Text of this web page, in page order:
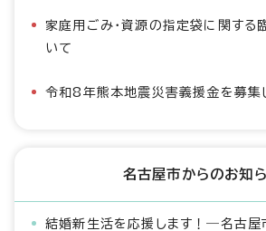
家庭用ごみ・資源の指定袋に関する
いて
令和8年熊本地震災害義援金を募集
名古屋市からのお知
結婚新生活を応援します！―名古屋